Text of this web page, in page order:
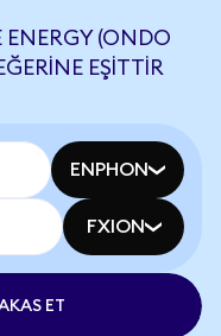
(ONDO
EŞITTIR
ENPHON
FXION
ET